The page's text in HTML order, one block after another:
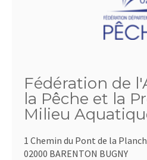
Fédération de
la Pêche et la
Milieu
1 Chemin du Pont de la
02000 BARENTON BUGNY